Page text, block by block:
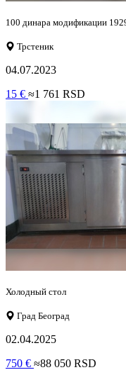
100 динара модификации
Трстеник
04.07.2023
15 € ≈1 761 RSD
Холодный стол
Град Београд
02.04.2025
750 € ≈88 050 RSD